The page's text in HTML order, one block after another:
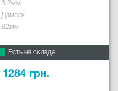
3.2мм
Дамаск
82мм
Есть на складе
1284 грн.